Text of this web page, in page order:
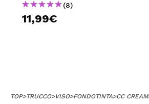
(8)
11,99€
TOP>TRUCCO>VISO>FONDOTINTA>CC CREAM